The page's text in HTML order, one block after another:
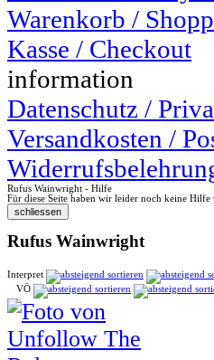
Warenkorb /
Kasse / Checkout
information
Datenschutz /
Versandkosten /
Rufus Wainwright - Hilfe
Für diese Seite haben wir leider noch keine Hilfe
Rufus Wainwright
Interpret
VÖ